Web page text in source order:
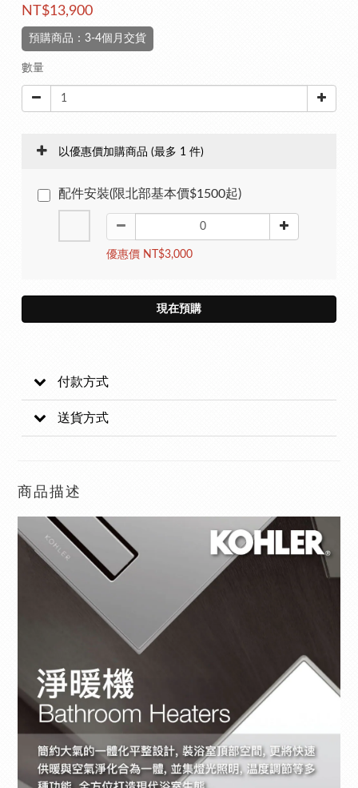
NT$13,900
預購商品：3-4個月交貨
數量
以優惠價加購商品 (最多 1 件)
配件安裝(限北部基本價$1500起)
優惠價 NT$3,000
現在預購
付款方式
送貨方式
商品描述